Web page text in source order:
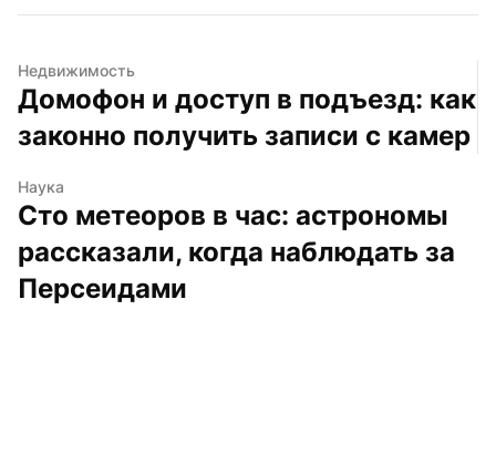
Недвижимость
Домофон и доступ в подъезд: как
законно получить записи с камер
Наука
Сто метеоров в час: астрономы
рассказали, когда наблюдать за
Персеидами